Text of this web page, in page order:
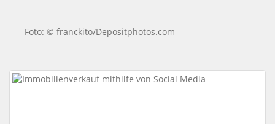
Foto: © franckito/Depositphotos.com